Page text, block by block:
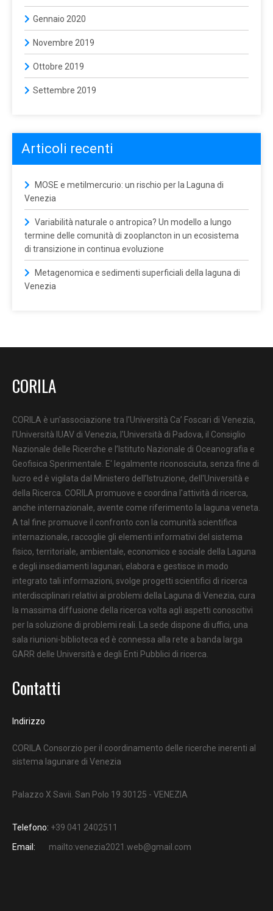
Gennaio 2020
Novembre 2019
Ottobre 2019
Settembre 2019
Articoli recenti
MOSE e metilmercurio: un rischio per la Laguna di
Venezia
Variabilità naturale o antropica? Un modello a lungo
termine delle comunità di zooplancton in un ecosistema
di transizione in continua evoluzione
Metagenomica e sedimenti superficiali della laguna di
Venezia
CORILA
CORILA è un'associazione tra l'Università Ca’ Foscari di Venezia,
l'Università IUAV di Venezia, l'Università di Padova, il Consiglio
Nazionale delle Ricerche e l’Istituto Nazionale di Oceanografia e
Geofisica Sperimentale. E' legalmente riconosciuta, senza fine di
lucro ed è vigilata dal Ministero dell’Istruzione, dell'Università e
della Ricerca. CORILA promuove e coordina l'attività di ricerca,
anche internazionale, avente come riferimento la laguna veneta.
A tal fine promuove il confronto con la comunità scientifica
internazionale, raccoglie gli elementi informativi del sistema
fisico, territoriale, ambientale, economico e sociale della Laguna
e degli insediamenti lagunari, elabora e gestisce in modo
integrato tali informazioni, svolge progetti scientifici di ricerca
interdisciplinari relativi ai problemi della Laguna di Venezia, cura
la massima diffusione della ricerca volta agli aspetti conoscitivi
per la soluzione di problemi reali. La sede dispone di uffici, una
sala riunioni-biblioteca ed è connessa alla rete a banda larga
GARR delle Università e degli Enti Pubblici di ricerca.
Contatti
Indirizzo
CORILA Consorzio per il coordinamento delle ricerche inerenti al
sistema lagunare di Venezia
Palazzo X Savii. San Polo 19 30125 - VENEZIA
Telefono: +39 041 2402511
Email:
mailto:venezia2021.web@gmail.com